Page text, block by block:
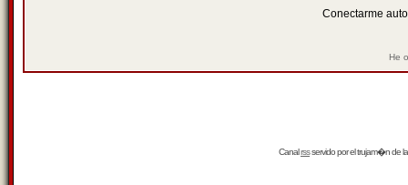
Conectarme
He
Canalrssservido por eltrujam�nde